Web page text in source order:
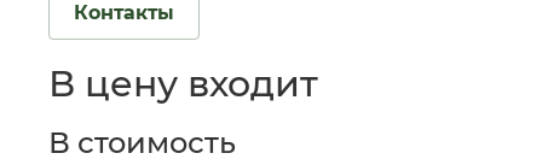
Контакты
В цену входит
В стоимость